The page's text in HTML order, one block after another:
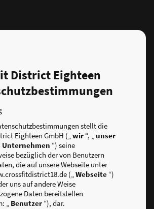
District Eighteen
stellt die
Eighteen GmbH („wir “, „ unser
Unternehmen “) seine
bezüglich der von Benutzern
die auf unsere Webseite unter
(„Webseite “)
uns auf andere Weise
Daten bereitstellen
„ Benutzer “), dar.